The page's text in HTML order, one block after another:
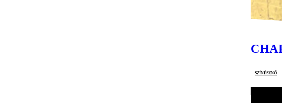
színésznő